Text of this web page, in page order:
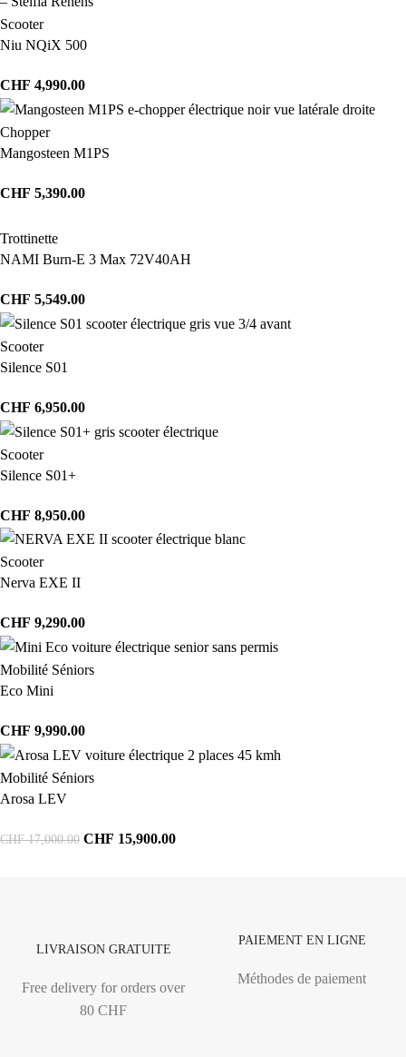
Scooter
Niu NQiX 500
CHF 4,990.00
Chopper
Mangosteen M1PS
CHF 5,390.00
Trottinette
NAMI Burn-E 3 Max 72V40AH
CHF 5,549.00
Scooter
Silence S01
CHF 6,950.00
Scooter
Silence S01+
CHF 8,950.00
Scooter
Nerva EXE II
CHF 9,290.00
Mobilité Séniors
Eco Mini
CHF 9,990.00
Mobilité Séniors
Arosa LEV
CHF17,000.00 CHF 15,900.00
LIVRAISON GRATUITE
Free delivery for orders over
80 CHF
PAIEMENT EN LIGNE
Méthodes de paiement